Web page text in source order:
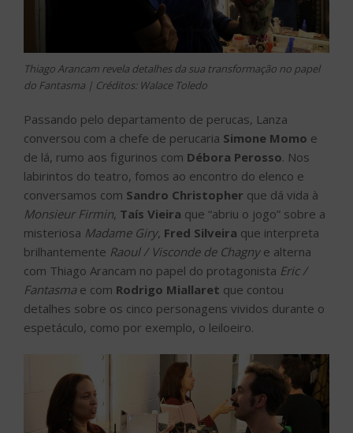
Thiago Arancam revela detalhes da sua transformação no papel
do Fantasma | Créditos: Walace Toledo
Passando pelo departamento de perucas, Lanza
conversou com a chefe de perucaria Simone Momo e
de lá, rumo aos figurinos com Débora Perosso. Nos
labirintos do teatro, fomos ao encontro do elenco e
conversamos com Sandro Christopher que dá vida à
Monsieur Firmin, Taís Vieira que “abriu o jogo” sobre a
misteriosa Madame Giry, Fred Silveira que interpreta
brilhantemente Raoul / Visconde de Chagnye alterna
com Thiago Arancam no papel do protagonista Eric /
Fantasmae com Rodrigo Miallaret que contou
detalhes sobre os cinco personagens vividos durante o
espetáculo, como por exemplo, o leiloeiro.